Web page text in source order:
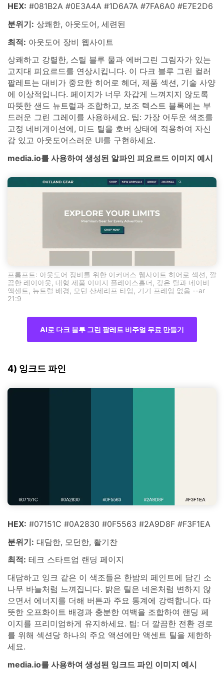
HEX: #081B2A #0E3A4A #1D6A7A #7FA6A0 #E7E2D6
분위기: 상쾌한, 아웃도어, 세련된
최적: 아웃도어 장비 웹사이트
상쾌하고 강렬한, 스틸 블루 물과 에버그린 그림자가 있는
고지대 피요르드를 연상시킵니다. 이 다크 블루 그린 컬러
팔레트는 대비가 중요한 히어로 헤더, 제품 섹션, 기술 사양
에 이상적입니다. 페이지가 너무 차갑게 느껴지지 않도록
따뜻한 샌드 뉴트럴과 조합하고, 보조 텍스트 블록에는 부
드러운 그린 그레이를 사용하세요. 팁: 가장 어두운 색조를
고정 네비게이션에, 미드 틸을 호버 상태에 적용하여 자신
감 있고 아웃도어스러운 UI를 구현하세요.
media.io를 사용하여 생성된 알파인 피요르드 이미지 예시
프롬프트: 아웃도어 장비를 위한 이커머스 웹사이트 히어로 섹션, 깔
끔한 레이아웃, 대형 제품 이미지 플레이스홀더, 깊은 틸과 네이비
액센트, 뉴트럴 배경, 모던 산세리프 타입, 기기 프레임 없음 --ar
21:9
AI로 다크 블루 그린 팔레트 비주얼 무료 만들기
4) 잉크드 파인
HEX: #07151C #0A2830 #0F5563 #2A9D8F #F3F1EA
분위기: 대담한, 모던한, 활기찬
최적: 테크 스타트업 랜딩 페이지
대담하고 잉크 같은 이 색조들은 한밤의 페인트에 담긴 소
나무 바늘처럼 느껴집니다. 밝은 틸은 네온처럼 변하지 않
으면서 에너지를 더해 버튼과 주요 통계에 강력합니다. 따
뜻한 오프화이트 배경과 충분한 여백을 조합하여 랜딩 페
이지를 프리미엄하게 유지하세요. 팁: 더 깔끔한 전환 경로
를 위해 섹션당 하나의 주요 액션에만 액센트 틸을 제한하
세요.
media.io를 사용하여 생성된 잉크드 파인 이미지 예시